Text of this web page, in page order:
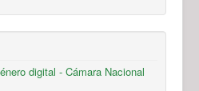
digital - Cámara Nacional